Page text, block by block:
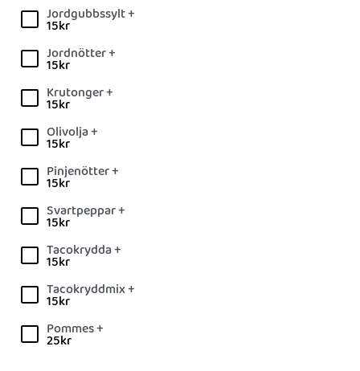
Jordgubbssylt +
15kr
Jordnötter +
15kr
Krutonger +
15kr
Olivolja +
15kr
Pinjenötter +
15kr
Svartpeppar +
15kr
Tacokrydda +
15kr
Tacokryddmix +
15kr
Pommes +
25kr